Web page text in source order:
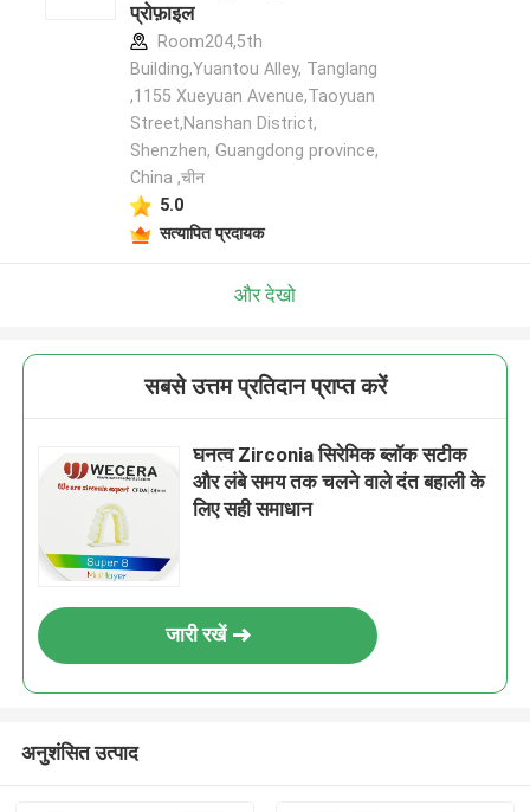
प्रोफ़ाइल
Room204,5th
Building,Yuantou Alley, Tanglang
,1155 Xueyuan Avenue,Taoyuan
Street,Nanshan District,
Shenzhen, Guangdong province,
China ,चीन
5.0
सत्यापित प्रदायक
और देखो
सबसे उत्तम प्रतिदान प्राप्त करें
घनत्व Zirconia सिरेमिक ब्लॉक सटीक
और लंबे समय तक चलने वाले दंत बहाली के
लिए सही समाधान
जारी रखें
अनुशंसित उत्पाद